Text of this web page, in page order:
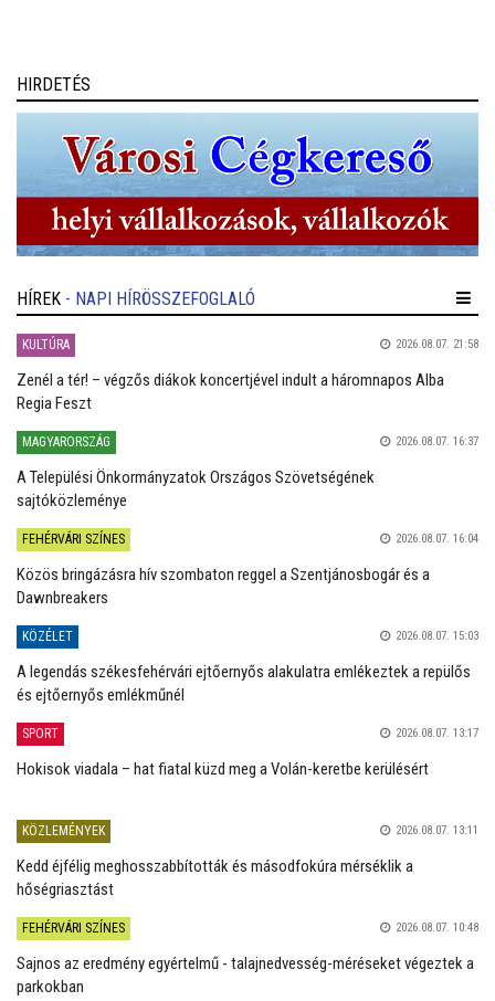
HIRDETÉS
HÍREK - NAPI HÍRÖSSZEFOGLALÓ
KULTÚRA 2026.08.07. 21:58
Zenél a tér! – végzős diákok koncertjével indult a háromnapos Alba
Regia Feszt
MAGYARORSZÁG 2026.08.07. 16:37
A Települési Önkormányzatok Országos Szövetségének
sajtóközleménye
FEHÉRVÁRI SZÍNES 2026.08.07. 16:04
Közös bringázásra hív szombaton reggel a Szentjánosbogár és a
Dawnbreakers
KÖZÉLET 2026.08.07. 15:03
A legendás székesfehérvári ejtőernyős alakulatra emlékeztek a repülős
és ejtőernyős emlékműnél
SPORT 2026.08.07. 13:17
Hokisok viadala – hat fiatal küzd meg a Volán-keretbe kerülésért
KÖZLEMÉNYEK 2026.08.07. 13:11
Kedd éjfélig meghosszabbították és másodfokúra mérséklik a
hőségriasztást
FEHÉRVÁRI SZÍNES 2026.08.07. 10:48
Sajnos az eredmény egyértelmű - talajnedvesség-méréseket végeztek a
parkokban